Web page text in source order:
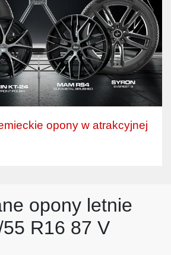
opony w atrakcyjnej
opony letnie
R16 87 V